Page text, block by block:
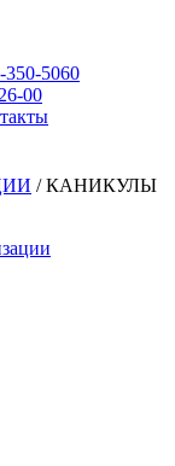
350-5060
00
/КАНИКУЛЫ